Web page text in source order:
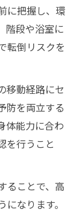
に把握し、環
階段や浴室に
転倒リスクを
移動経路にセ
防を両立する
体能力に合わ
を行うこと
ることで、高
なります。